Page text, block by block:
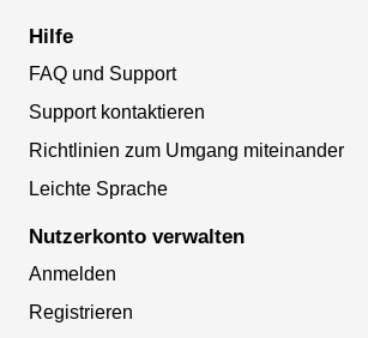
Hilfe
FAQ und Support
Support kontaktieren
Richtlinien zum Umgang miteinander
Leichte Sprache
Nutzerkonto verwalten
Anmelden
Registrieren